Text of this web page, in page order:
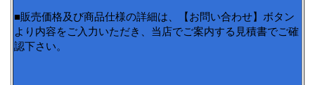
■販売価格及び商品仕様の詳細は、【お問い合わせ】ボタン
より内容をご入力いただき、当店でご案内する見積書でご確
認下さい。